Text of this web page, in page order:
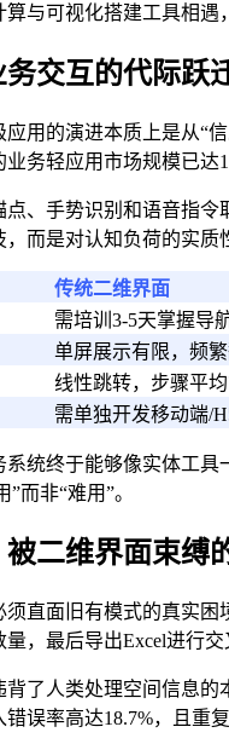
与可视化搭建工具相遇
交互的代际跃
用的演进本质上是从“
务轻应用市场规模已达
、手势识别和语音指
而是对认知负荷的实质
传统二维界面
需培训3-5天掌握导
单屏展示有限，频
线性跳转，步骤平
需单独开发移动端/
统终于能够像实体工
而非“难用”。
二维界面束缚
直面旧有模式的真实
，最后导出Excel进行交
了人类处理空间信息
误率高达18.7%，且重